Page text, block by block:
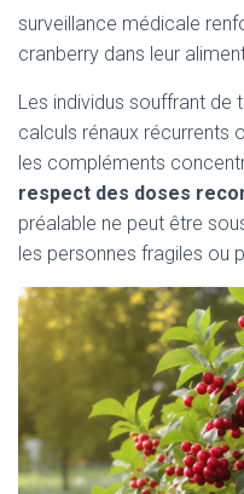
surveillance médicale
cranberry dans leur
Les individus souffrant de
calculs rénaux récurrents
les compléments
respect des doses
préalable ne peut être
les personnes fragiles ou